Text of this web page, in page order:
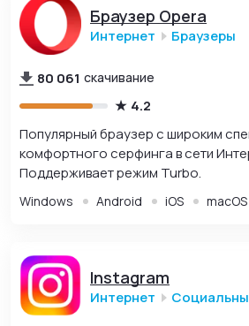
Браузер Opera
Интернет Браузеры
80 061 скачивание
4.2
Популярный браузер с широким
комфортного серфинга в сети
Поддерживает режим Turbo.
Windows Android iOS macOS
Instagram
Интернет